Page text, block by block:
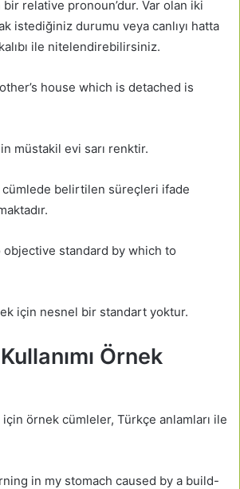
bir relative pronoun’dur. Var olan iki
istediğiniz durumu veya canlıyı hatta
ile nitelendirebilirsiniz.
house which is detached is
müstakil evi sarı renktir.
cümlede belirtilen süreçleri ifade
objective standard by which to
için nesnel bir standart yoktur.
Örnek
için örnek cümleler, Türkçe anlamları ile
in my stomach caused by a build-